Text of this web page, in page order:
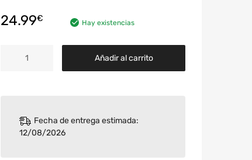
24.99€ Hay existencias
Añadir al carrito
Fecha de entrega estimada:
12/08/2026